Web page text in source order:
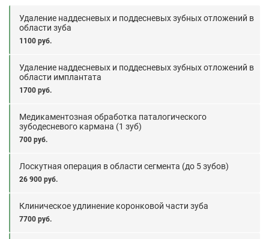
Удаление наддесневых и поддесневых зубных отложений в
области зуба
1100 руб.
Удаление наддесневых и поддесневых зубных отложений в
области имплантата
1700 руб.
Медикаментозная обработка паталогического
зубодесневого кармана (1 зуб)
700 руб.
Лоскутная операция в области сегмента (до 5 зубов)
26 900 руб.
Клиническое удлинение коронковой части зуба
7700 руб.